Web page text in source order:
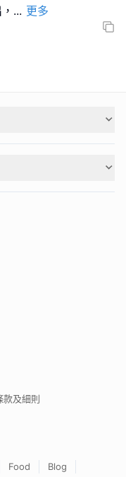
... 更多
款及細則
Food Blog